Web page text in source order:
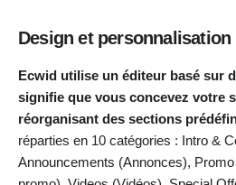
Design et personnalisation
Ecwid utilise un éditeur basé sur
signifie que vous concevez votre
réorganisant des sections
réparties en 10 catégories : Intro &
Announcements (Annonces),